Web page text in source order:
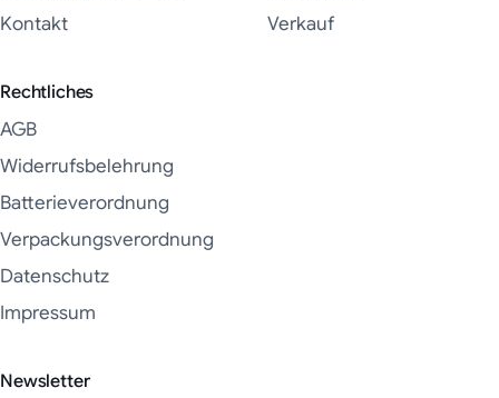
Kontakt
Verkauf
Rechtliches
AGB
Widerrufsbelehrung
Batterieverordnung
Verpackungsverordnung
Datenschutz
Impressum
Newsletter